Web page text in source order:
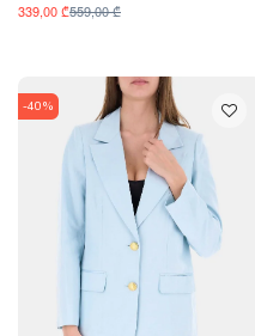
339,00 ₾559,00 ₾
-40%